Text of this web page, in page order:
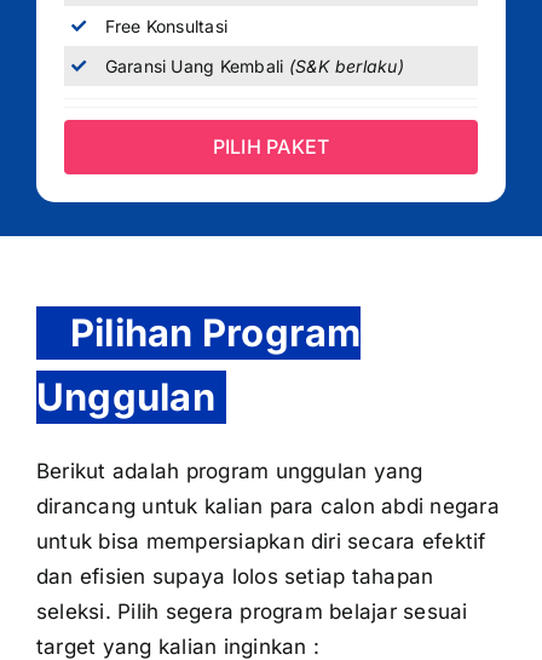
Free Konsultasi
Garansi Uang Kembali (S&K berlaku)
PILIH PAKET
Pilihan Program
Unggulan
Berikut adalah program unggulan yang
dirancang untuk kalian para calon abdi negara
untuk bisa mempersiapkan diri secara efektif
dan efisien supaya lolos setiap tahapan
seleksi. Pilih segera program belajar sesuai
target yang kalian inginkan :